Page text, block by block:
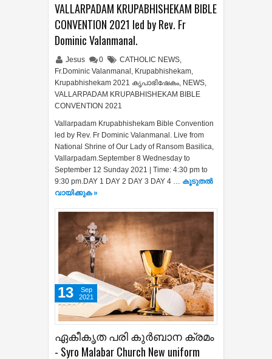
VALLARPADAM KRUPABHISHEKAM BIBLE
CONVENTION 2021 led by Rev. Fr
Dominic Valanmanal.
Jesus 0 CATHOLIC NEWS,
Fr.Dominic Valanmanal , Krupabhishekam,
Krupabhishekam 2021 കൃപാഭിഷേകം, NEWS,
VALLARPADAM KRUPABHISHEKAM BIBLE
CONVENTION 2021
Vallarpadam Krupabhishekam Bible Convention
led by Rev. Fr Dominic Valanmanal. Live from
National Shrine of Our Lady of Ransom Basilica,
Vallarpadam.September 8 Wednesday to
September 12 Sunday 2021 | Time: 4:30 pm to
9:30 pm.DAY 1 DAY 2 DAY 3 DAY 4 … കൂടുതൽ‍
വായിക്കുക »
ഏകീകൃത പരി കുർബാന ക്രമം
- Syro Malabar Church New uniform
13
Sep
2021